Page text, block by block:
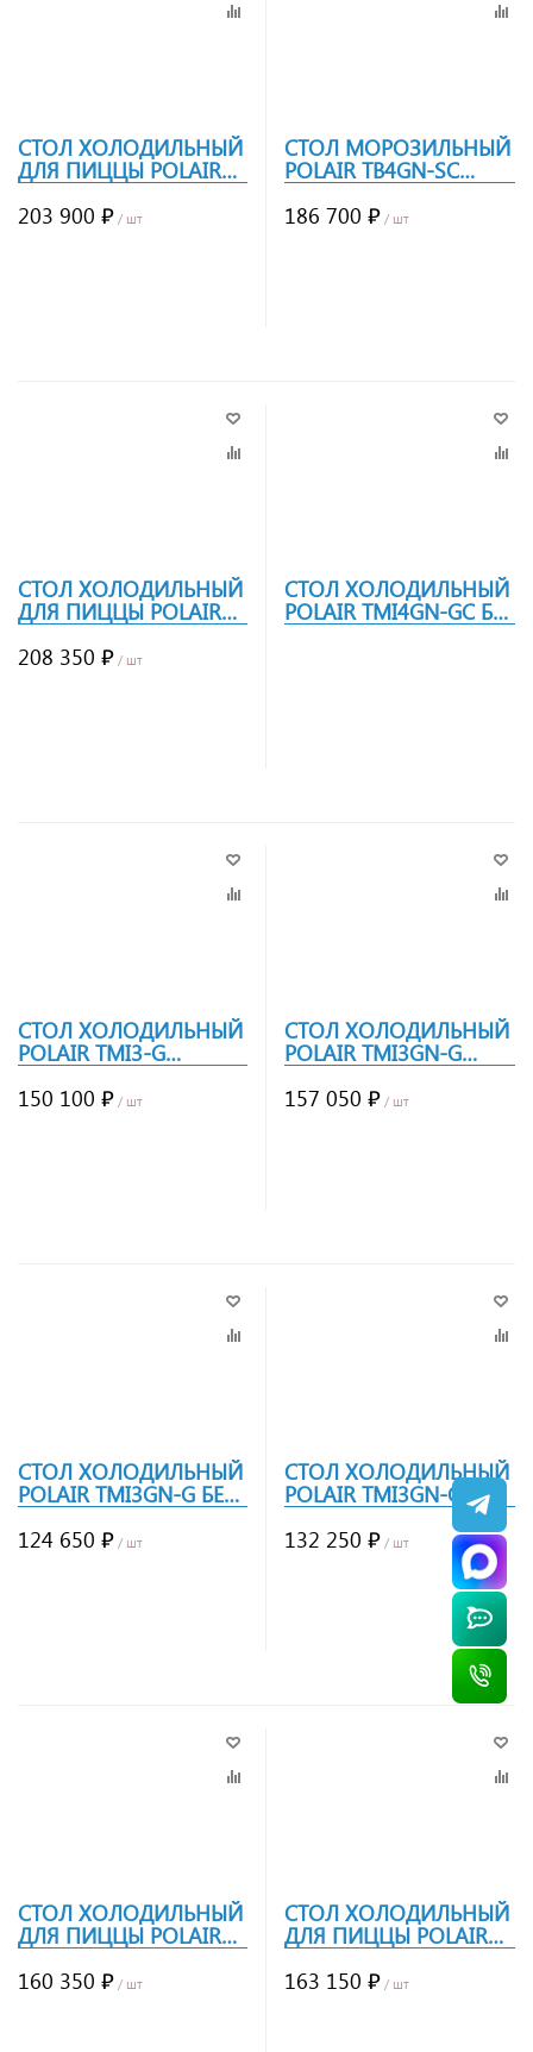
СТОЛ ХОЛОДИЛЬНЫЙ
ДЛЯ ПИЦЦЫ POLAIR
TMI4PIZZA-GC
203 900 ₽ / шт
СТОЛ МОРОЗИЛЬНЫЙ
POLAIR TB4GN-SC
БОРТ
186 700 ₽ / шт
СТОЛ ХОЛОДИЛЬНЫЙ
ДЛЯ ПИЦЦЫ POLAIR
TMI4GNPIZZA-GC
208 350 ₽ / шт
СТОЛ ХОЛОДИЛЬНЫЙ
POLAIR TMI4GN-GC БЕЗ
БОРТА
СТОЛ ХОЛОДИЛЬНЫЙ
POLAIR TMI3-G
ГРАНИТ, БОРТ
НЕРЖ.СТАЛЬ
150 100 ₽ / шт
СТОЛ ХОЛОДИЛЬНЫЙ
POLAIR TMI3GN-G
ГРАНИТ, БОРТ
НЕРЖ.СТАЛЬ
157 050 ₽ / шт
СТОЛ ХОЛОДИЛЬНЫЙ
POLAIR TMI3GN-G БЕЗ
БОРТА
124 650 ₽ / шт
СТОЛ ХОЛОДИЛЬНЫЙ
POLAIR TMI3GN-GC
ГРАНИТ, БОРТ
НЕРЖ.СТАЛЬ
132 250 ₽ / шт
СТОЛ ХОЛОДИЛЬНЫЙ
ДЛЯ ПИЦЦЫ POLAIR
TMI2PIZZA-G
160 350 ₽ / шт
СТОЛ ХОЛОДИЛЬНЫЙ
ДЛЯ ПИЦЦЫ POLAIR
TMI3PIZZA-GC
163 150 ₽ / шт